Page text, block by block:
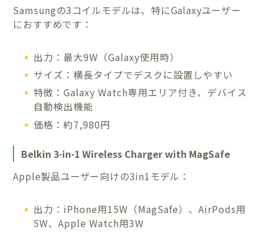
Samsungの3コイルモデルは、特にGalaxyユーザー
におすすめです：
出力：最大9W（Galaxy使用時）
サイズ：横長タイプでデスクに設置しやすい
特徴：Galaxy Watch専用エリア付き、デバイス
自動検出機能
価格：約7,980円
Belkin 3-in-1 Wireless Charger with MagSafe
Apple製品ユーザー向けの3in1モデル：
出力：iPhone用15W（MagSafe）、AirPods用
5W、Apple Watch用3W